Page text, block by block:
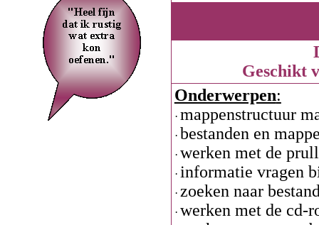
Geschikt
Onderwerpen:
· mappenstructuur
· bestanden en
· werken met de
· informatie vragen
· zoeken naar
· werken met de cd-